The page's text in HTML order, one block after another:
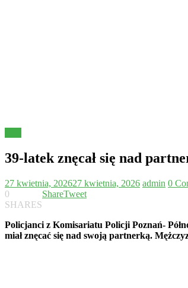
39-latek znęcał się nad
27 kwietnia, 202627 kwietnia, 2026 admin 0
0
SHARES
ShareTweet
Policjanci z Komisariatu Policji Poznań-
miał znęcać się nad swoją partnerką.